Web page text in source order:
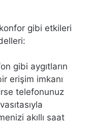
gibi etkileri
gibi aygıtların
erişim imkanı
telefonunuz
akıllı saat